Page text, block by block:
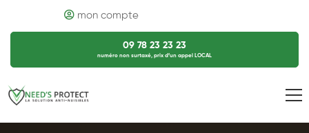
mon compte
09 78 23 23 23
numéro non surtaxé, prix d’un appel LOCAL